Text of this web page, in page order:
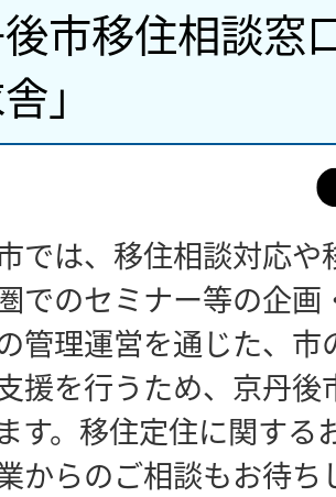
市移住相談窓
」
では、移住相談対応や
でのセミナー等の企
管理運営を通じた、
援を行うため、京丹
す。移住定住に関する
からのご相談もお待ち